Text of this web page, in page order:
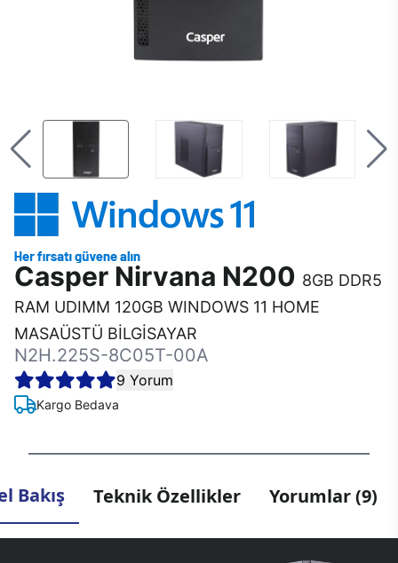
Casper Nirvana N200 8GB DDR5
RAM UDIMM 120GB WINDOWS 11 HOME
MASAÜSTÜ BİLGİSAYAR
N2H.225S-8C05T-00A
9 Yorum
Kargo Bedava
Bakış Teknik Özellikler Yorumlar (9)